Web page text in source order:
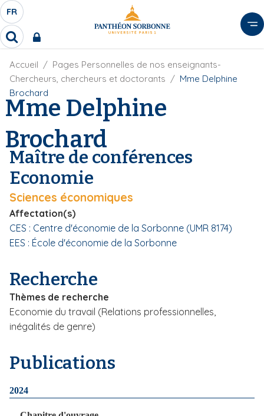
A
l
l
e
S
É
L
E
C
T
E
U
R
D
E
L
N
G
U
E
F
R
FR
R
c
h
e
r
c
e
r
F
i
d
'
A
r
i
a
n
e
Accueil
Pages Personnelles de nos enseignants-
Chercheurs, chercheurs et doctorants
Mme Delphine
Brochard
Mme Delphine
Brochard
Maître de conférences
Economie
Sciences économiques
Affectation(s)
CES : Centre d'économie de la Sorbonne (UMR 8174)
EES : École d'économie de la Sorbonne
Recherche
Thèmes de recherche
Economie du travail (Relations professionnelles,
inégalités de genre)
Publications
2024